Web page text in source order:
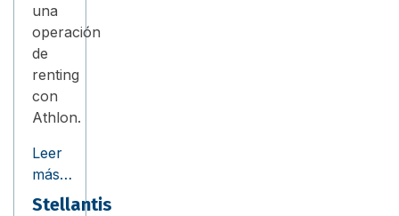
una
operación
de
renting
con
Athlon.
Leer
más…
Stellantis